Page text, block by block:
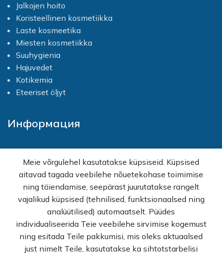
Jalkojen hoito
Koristeellinen kosmetiikka
Laste kosmeetika
Miesten kosmetiikka
Suuhygienia
Hajuvedet
Kotikemia
Eteeriset öljyt
Информация
Shop
Kampanjat
Tukku
Apua ostoksia varten
Tietosuojakäytäntö
Myyntiehdot
Ota yhteyttä
Meie võrgulehel kasutatakse küpsiseid. Küpsised
aitavad tagada veebilehe nõuetekohase toimimise
ning täiendamise, seepärast juurutatakse rangelt
vajalikud küpsised (tehnilised, funktsionaalsed ning
analüütilised) automaatselt. Püüdes
individualiseerida Teie veebilehe sirvimise kogemust
ning esitada Teile pakkumisi, mis oleks aktuaalsed
just nimelt Teile, kasutatakse ka sihtotstarbelisi